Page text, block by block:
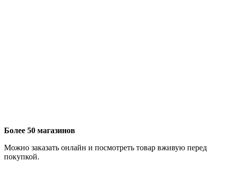
Более 50 магазинов
Можно заказать онлайн и посмотреть товар вживую перед
покупкой.